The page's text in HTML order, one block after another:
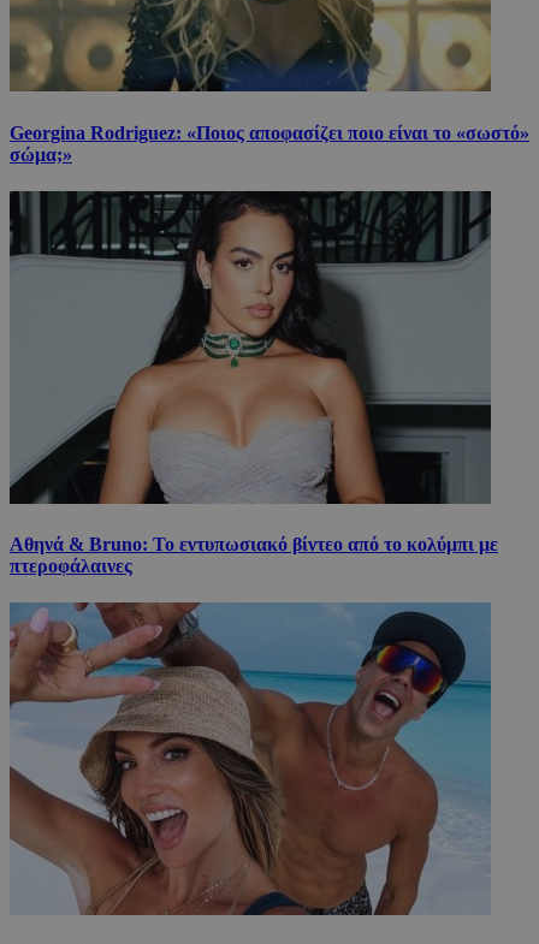
Georgina Rodriguez: «Ποιος αποφασίζει ποιο είναι το «σωστό»
σώμα;»
Αθηνά & Bruno: Το εντυπωσιακό βίντεο από το κολύμπι με
πτεροφάλαινες